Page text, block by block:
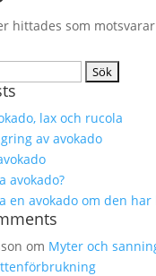
hittades som
lax och rucola
av avokado
avokado?
en avokado om den
om Myter och